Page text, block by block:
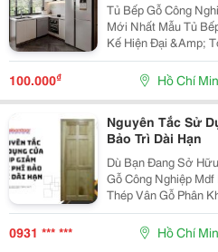
Tủ Bếp Gỗ Công
Mới Nhất Mẫu Tủ Bếp Gỗ Công Nghiệp Mdf Đẹp, Thiết
Kế Hiện Đại &Amp; Tối
Công Nghiệp Mdf
Ưu Tiên Nhờ Thiết
100.000₫ Hồ Chí
Nguyên Tắc Sử
Bảo Trì Dài Hạn
Dù Bạn Đang Sở
Gỗ Công Nghiệp
Thép Vân Gỗ Phân
Người" Vẫn Luôn Là
Của Sản Phẩm.
Hành Và Bảo...
0931 *** *** Hồ Chí